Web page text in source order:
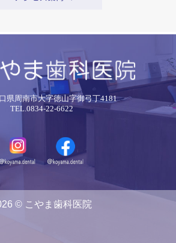
県周南市大字徳山字御弓丁4181
TEL.0834-22-6622
© こやま歯科医院